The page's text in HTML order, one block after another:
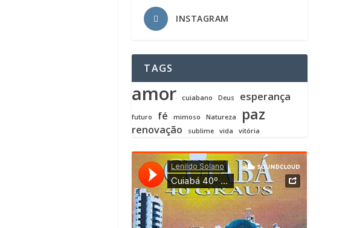
INSTAGRAM
TAGS
amor cuiabano Deus esperança
futuro fé mimoso Natureza paz
renovação sublime vida vitória